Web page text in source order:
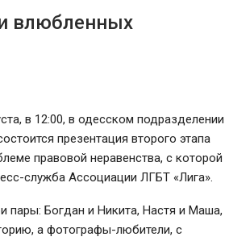
влюбленных
в 12:00, в одесском подразделении
презентация второго этапа
правовой неравенства, с которой
служба Ассоциации ЛГБТ «Лига».
пары: Богдан и Никита, Настя и Маша,
а фотографы-любители, с